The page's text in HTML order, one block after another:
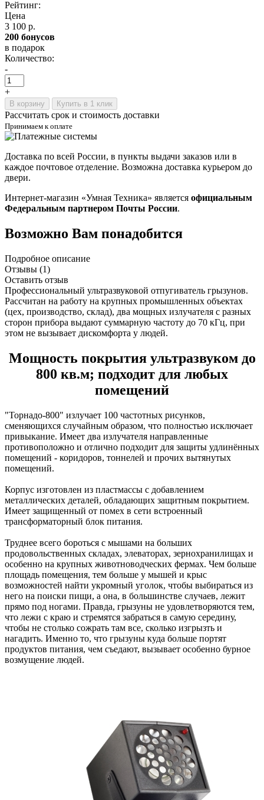
Рейтинг:
Цена
3 100 р.
200 бонусов
в подарок
Количество:
-
+
В корзину Купить в 1 клик
Рассчитать срок и стоимость доставки
Принимаем к оплате
Доставка по всей России, в пункты выдачи заказов или в
каждое почтовое отделение. Возможна доставка курьером до
двери.
Интернет-магазин «Умная Техника» является официальным
Федеральным партнером Почты России.
Возможно Вам понадобится
Подробное описание
Отзывы (1)
Оставить отзыв
Профессиональный ультразвуковой отпугиватель грызунов.
Рассчитан на работу на крупных промышленных объектах
(цех, производство, склад), два мощных излучателя с разных
сторон прибора выдают суммарную частоту до 70 кГц, при
этом не вызывает дискомфорта у людей.
Мощность покрытия ультразвуком до
800 кв.м; подходит для любых
помещений
"Торнадо-800" излучает 100 частотных рисунков,
сменяющихся случайным образом, что полностью исключает
привыкание. Имеет два излучателя направленные
противоположно и отлично подходит для защиты удлинённых
помещений - коридоров, тоннелей и прочих вытянутых
помещений.
Корпус изготовлен из пластмассы с добавлением
металлических деталей, обладающих защитным покрытием.
Имеет защищенный от помех в сети встроенный
трансформаторный блок питания.
Труднее всего бороться с мышами на больших
продовольственных складах, элеваторах, зернохранилищах и
особенно на крупных животноводческих фермах. Чем больше
площадь помещения, тем больше у мышей и крыс
возможностей найти укромный уголок, чтобы выбираться из
него на поиски пищи, а она, в большинстве случаев, лежит
прямо под ногами. Правда, грызуны не удовлетворяются тем,
что лежи с краю и стремятся забраться в самую середину,
чтобы не столько сожрать там все, сколько изгрызть и
нагадить. Именно то, что грызуны куда больше портят
продуктов питания, чем съедают, вызывает особенно бурное
возмущение людей.